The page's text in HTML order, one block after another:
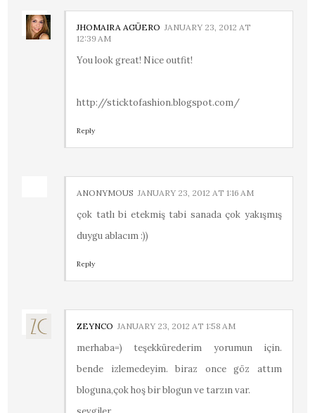
JHOMAIRA AGÜERO JANUARY 23, 2012 AT
12:39 AM
You look great! Nice outfit!
http://sticktofashion.blogspot.com/
Reply
ANONYMOUS JANUARY 23, 2012 AT 1:16 AM
çok tatlı bi etekmiş tabi sanada çok yakışmış
duygu ablacım :))
Reply
ZEYNCO JANUARY 23, 2012 AT 1:58 AM
merhaba=) teşekkürederim yorumun için.
bende izlemedeyim. biraz once göz attım
bloguna,çok hoş bir blogun ve tarzın var.